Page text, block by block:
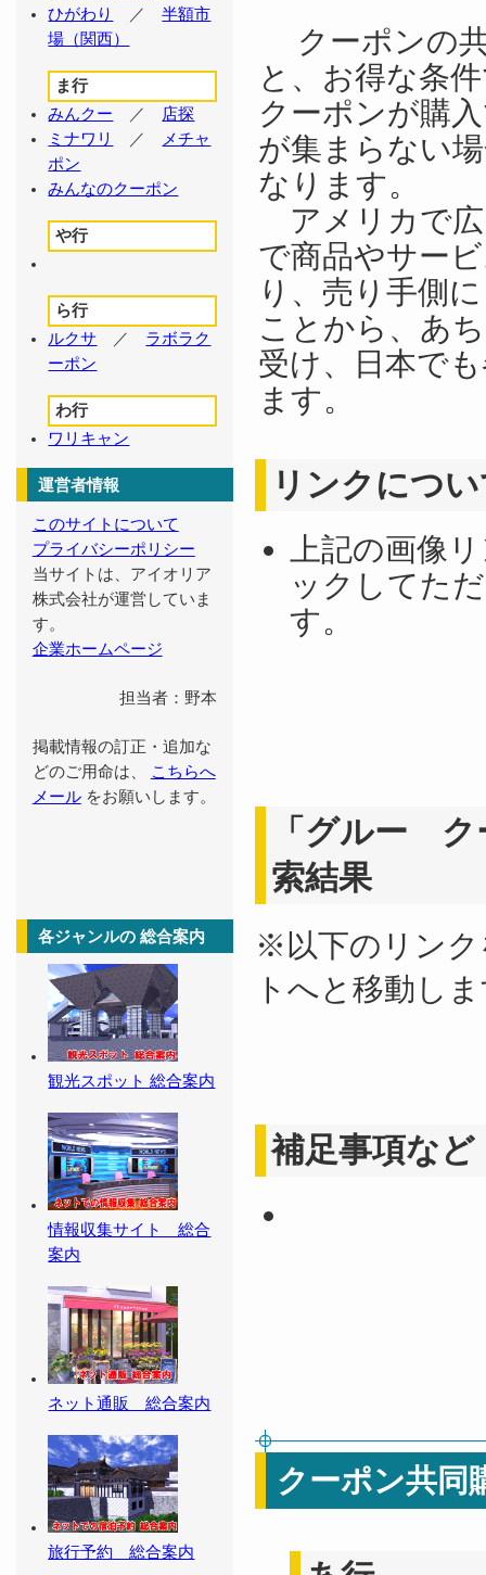
クーポンの共
と、お得な条
クーポンが購
が集まらない
なります。
アメリカで広
で商品やサー
り、売り手側
ことから、あ
受け、日本で
ます。
リンクにつ
上記の画像
ックしてた
す。
「グルー ク
索結果
※以下のリンク
トへと移動し
補足事項など
クーポン共
ひがわり
／半額市
場（関西）
ま行
みんクー ／ 店探
ミナワリ
／
メチャ
ポン
みんなのクーポン
や行
ら行
ルクサ ／ ラボラク
ーポン
わ行
ワリキャン
運営者情報
このサイトについて
プライバシーポリシー
当サイトは、アイオリア
株式会社が運営していま
す。
企業ホームページ
担当者：野本
掲載情報の訂正・追加な
どのご用命は、
こちらへ
メールをお願いします。
各ジャンルの 総合案内
観光スポット 総合案内
情報収集サイト 総合
案内
ネット通販 総合案内
旅行予約 総合案内